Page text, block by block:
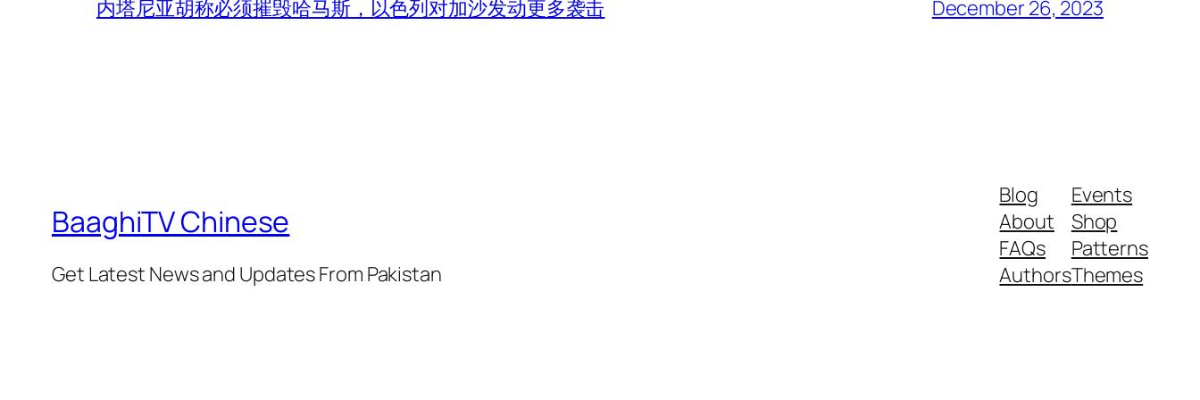
内塔尼亚胡称必须摧毁哈马斯，以色列对加沙发动更多袭击 December 26, 2023
BaaghiTV Chinese
Get Latest News and Updates From Pakistan
Blog
About
FAQs
Authors
Events
Shop
Patterns
Themes